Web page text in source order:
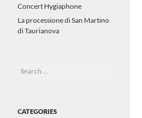
Concert Hygiaphone
La processione di San Martino
di Taurianova
Search
CATEGORIES